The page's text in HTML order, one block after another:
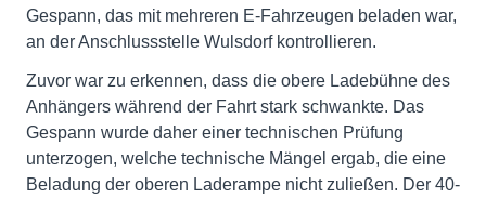
Gespann, das mit mehreren E-Fahrzeugen beladen war,
an der Anschlussstelle Wulsdorf kontrollieren.
Zuvor war zu erkennen, dass die obere Ladebühne des
Anhängers während der Fahrt stark schwankte. Das
Gespann wurde daher einer technischen Prüfung
unterzogen, welche technische Mängel ergab, die eine
Beladung der oberen Laderampe nicht zuließen. Der 40-